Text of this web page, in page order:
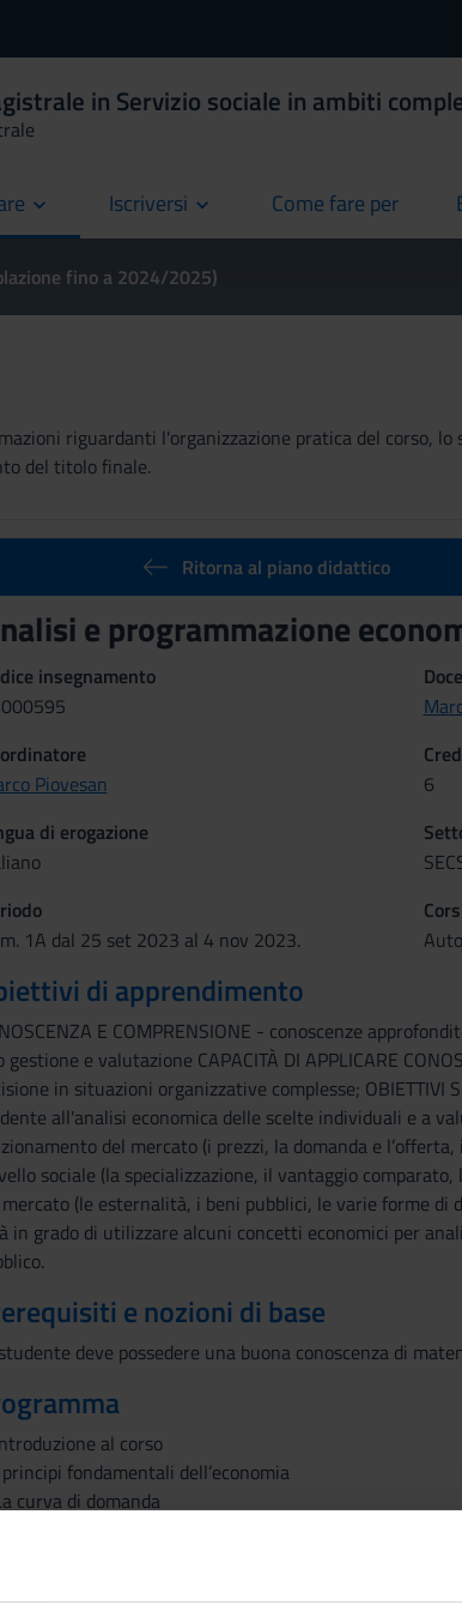
in Servizio sociale in ambiti
Iscriversi Come fare per
current
fino a 2024/2025)
riguardanti l'organizzazione pratica del
del titolo finale.
Ritorna al piano didattico
e programmazione
insegnamento
Piovesan
6
di erogazione
1A dal 25 set 2023 al 4 nov 2023.
di apprendimento
E COMPRENSIONE - conoscenze
gestione e valutazione CAPACITÀ DI APPLICARE
in situazioni organizzative complesse; OBIETTIVI
all'analisi economica delle scelte individuali e a
del mercato (i prezzi, la domanda e
sociale (la specializzazione, il vantaggio
(le esternalità, i beni pubblici, le varie forme
in grado di utilizzare alcuni concetti economici per
e nozioni di base
deve possedere una buona conoscenza di
al corso
fondamentali dell’economia
curva di domanda
di mercato e l’elasticità